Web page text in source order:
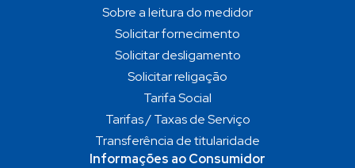
Sobre a leitura do medidor
Solicitar fornecimento
Solicitar desligamento
Solicitar religação
Tarifa Social
Tarifas / Taxas de Serviço
Transferência de titularidade
Informações ao Consumidor